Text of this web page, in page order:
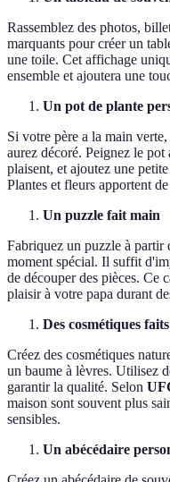
Rassemblez des photos,
marquants pour créer un
une toile. Cet affichage
ensemble et ajoutera une
Un pot de plante
Si votre père a la main
aurez décoré. Peignez le
plaisent, et ajoutez une
Plantes et fleurs apportent
Un puzzle fait main
Fabriquez un puzzle à partir
moment spécial. Il suffit
de découper des pièces. Ce
plaisir à votre papa durant
Des cosmétiques
Créez des cosmétiques
un baume à lèvres. Utilisez
garantir la qualité. Selon
maison sont souvent plus
sensibles.
Un abécédaire